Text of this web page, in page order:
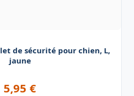
de sécurité pour chien, L,
jaune
5,95 €